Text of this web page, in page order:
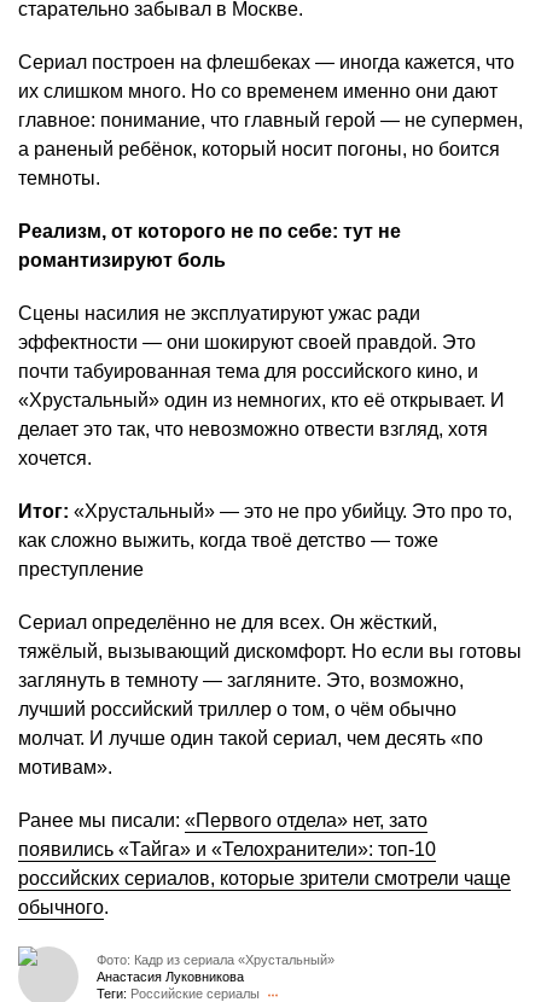
старательно забывал в Москве.
Сериал построен на флешбеках — иногда кажется, что
их слишком много. Но со временем именно они дают
главное: понимание, что главный герой — не супермен,
а раненый ребёнок, который носит погоны, но боится
темноты.
Реализм, от которого не по себе: тут не
романтизируют боль
Сцены насилия не эксплуатируют ужас ради
эффектности — они шокируют своей правдой. Это
почти табуированная тема для российского кино, и
«Хрустальный» один из немногих, кто её открывает. И
делает это так, что невозможно отвести взгляд, хотя
хочется.
Итог: «Хрустальный» — это не про убийцу. Это про то,
как сложно выжить, когда твоё детство — тоже
преступление
Сериал определённо не для всех. Он жёсткий,
тяжёлый, вызывающий дискомфорт. Но если вы готовы
заглянуть в темноту — загляните. Это, возможно,
лучший российский триллер о том, о чём обычно
молчат. И лучше один такой сериал, чем десять «по
мотивам».
Ранее мы писали: «Первого отдела» нет, зато
появились «Тайга» и «Телохранители»: топ-10
российских сериалов, которые зрители смотрели чаще
обычного.
Фото: Кадр из сериала «Хрустальный»
Анастасия Луковникова
Теги: Российские сериалы